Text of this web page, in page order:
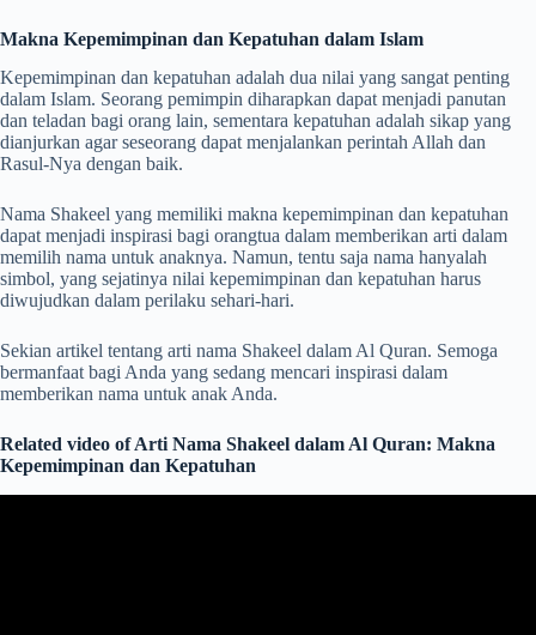
Makna Kepemimpinan dan Kepatuhan dalam Islam
Kepemimpinan dan kepatuhan adalah dua nilai yang sangat penting
dalam Islam. Seorang pemimpin diharapkan dapat menjadi panutan
dan teladan bagi orang lain, sementara kepatuhan adalah sikap yang
dianjurkan agar seseorang dapat menjalankan perintah Allah dan
Rasul-Nya dengan baik.
Nama Shakeel yang memiliki makna kepemimpinan dan kepatuhan
dapat menjadi inspirasi bagi orangtua dalam memberikan arti dalam
memilih nama untuk anaknya. Namun, tentu saja nama hanyalah
simbol, yang sejatinya nilai kepemimpinan dan kepatuhan harus
diwujudkan dalam perilaku sehari-hari.
Sekian artikel tentang arti nama Shakeel dalam Al Quran. Semoga
bermanfaat bagi Anda yang sedang mencari inspirasi dalam
memberikan nama untuk anak Anda.
Related video of Arti Nama Shakeel dalam Al Quran: Makna
Kepemimpinan dan Kepatuhan